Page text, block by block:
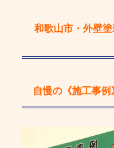
和歌山市・外壁
自慢の《施工事例